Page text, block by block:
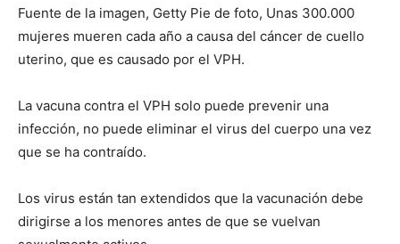
Fuente de la imagen, Getty Pie de foto, Unas 300.000
mujeres mueren cada año a causa del cáncer de cuello
uterino, que es causado por el VPH.
La vacuna contra el VPH solo puede prevenir una
infección, no puede eliminar el virus del cuerpo una vez
que se ha contraído.
Los virus están tan extendidos que la vacunación debe
dirigirse a los menores antes de que se vuelvan